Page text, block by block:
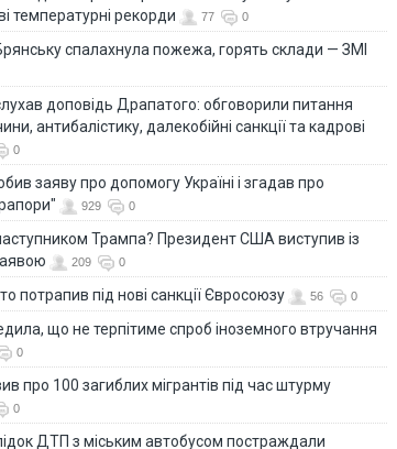
температурні рекорди
77 0
спалахнула пожежа, горять склади — ЗМІ
доповідь Драпатого: обговорили питання
антибалістику, далекобійні санкції та кадрові
0
заяву про допомогу Україні і згадав про
929 0
Трампа? Президент США виступив із
209 0
потрапив під нові санкції Євросоюзу 56 0
що не терпітиме спроб іноземного втручання
0
про 100 загиблих мігрантів під час штурму
0
ДТП з міським автобусом постраждали